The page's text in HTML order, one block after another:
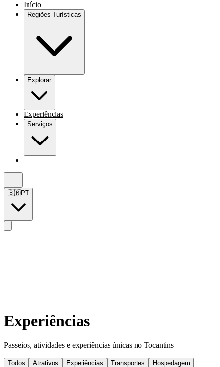
Início
Regiões Turísticas
Explorar
Experiências
Serviços
🇧🇷PT
Experiências
Passeios, atividades e experiências únicas no Tocantins
Todos Atrativos Experiências Transportes
Hospedagem